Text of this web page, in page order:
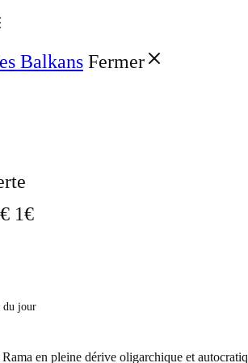
Balkans Fermer
1€
du jour
en pleine dérive oligarchique et